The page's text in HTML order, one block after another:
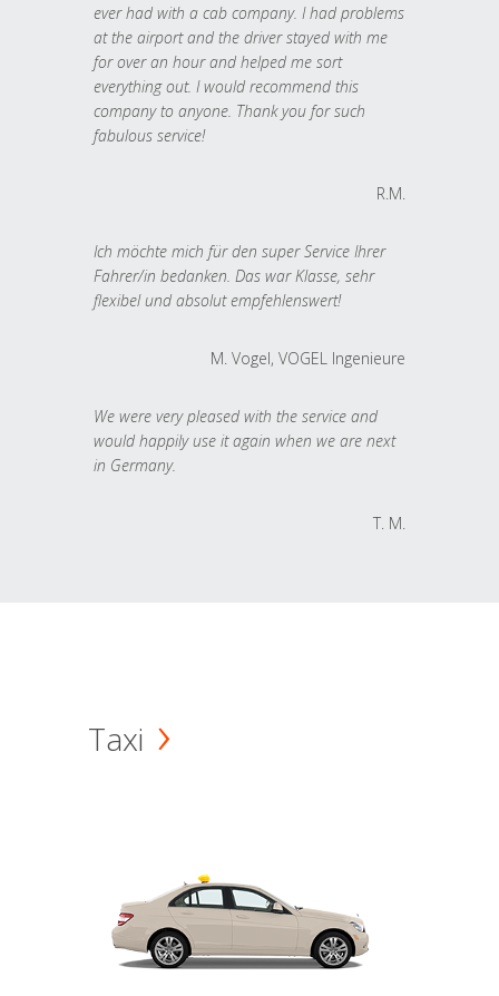
ever had with a cab company. I had problems
at the airport and the driver stayed with me
for over an hour and helped me sort
everything out. I would recommend this
company to anyone. Thank you for such
fabulous service!
R.M.
Ich möchte mich für den super Service Ihrer
Fahrer/in bedanken. Das war Klasse, sehr
flexibel und absolut empfehlenswert!
M. Vogel, VOGEL Ingenieure
We were very pleased with the service and
would happily use it again when we are next
in Germany.
T. M.
Taxi